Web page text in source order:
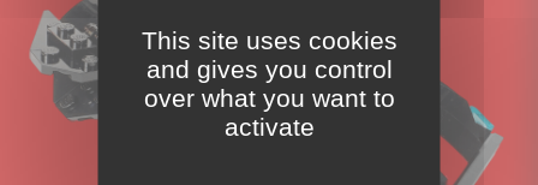
This site uses cookies
and gives you control
over what you want to
activate